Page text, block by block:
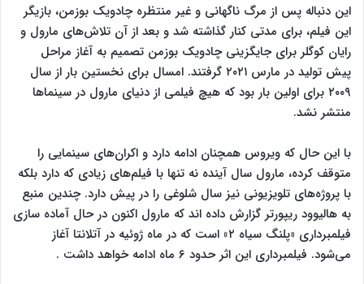
این دنباله پس از مرگ ناگهانی و غیر منتظره چادویک بوزمن، بازیگر
این فیلم، برای مدتی کنار گذاشته شد و بعد از آن تلاش‌های مارول و
رایان کوگلر برای جایگزینی چادویک بوزمن تصمیم به آغاز مراحل
پیش تولید در مارس ۲۰۲۱ گرفتند. امسال برای نخستین بار از سال
۲۰۰۹ برای اولین بار بود که هیچ فیلمی از دنیای مارول در سینما‌ها
منتشر نشد.
با این حال که ویروس همچنان ادامه دارد و اکران‌های سینمایی را
متوقف کرده، مارول سال آینده نه تنها با فیلم‌های زیادی که دارد بلکه
با پروژه‌های تلویزیونی نیز سال شلوغی را در پیش دارد. چندین منبع
به هالیوود ریپورتر گزارش داده اند که مارول اکنون در حال آماده سازی
فیلمبرداری «پلنگ سیاه ۲» است که در ماه ژوئیه در آتلانتا آغاز
می‌شود. فیلمبرداری این اثر حدود ۶ ماه ادامه خواهد داشت .